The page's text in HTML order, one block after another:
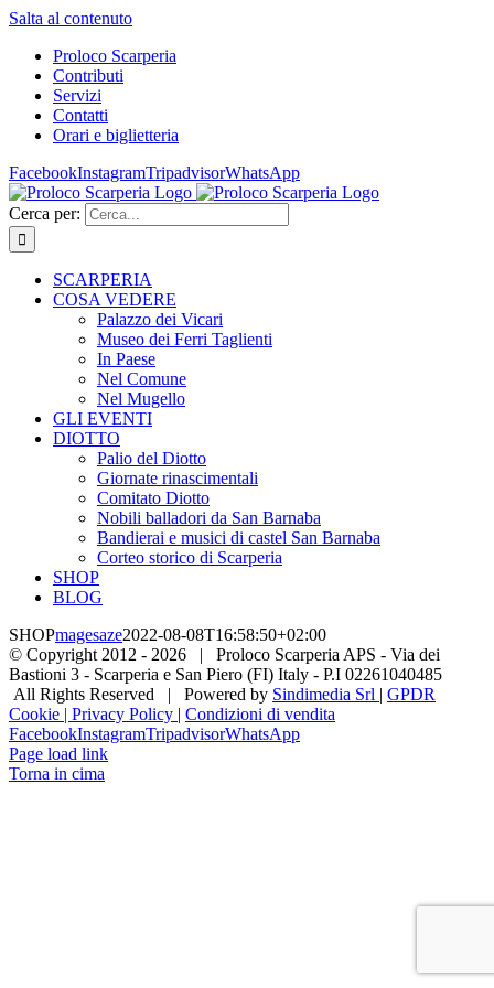
Salta al contenuto
Proloco Scarperia
Contributi
Servizi
Contatti
Orari e biglietteria
FacebookInstagramTripadvisorWhatsApp
Cerca per:
SCARPERIA
COSA VEDERE
Palazzo dei Vicari
Museo dei Ferri Taglienti
In Paese
Nel Comune
Nel Mugello
GLI EVENTI
DIOTTO
Palio del Diotto
Giornate rinascimentali
Comitato Diotto
Nobili balladori da San Barnaba
Bandierai e musici di castel San Barnaba
Corteo storico di Scarperia
SHOP
BLOG
SHOPmagesaze2022-08-08T16:58:50+02:00
© Copyright 2012 - 2026 | Proloco Scarperia APS - Via dei
Bastioni 3 - Scarperia e San Piero (FI) Italy - P.I 02261040485
All Rights Reserved | Powered by Sindimedia Srl | GPDR
Cookie | Privacy Policy | Condizioni di vendita
FacebookInstagramTripadvisorWhatsApp
Page load link
Torna in cima